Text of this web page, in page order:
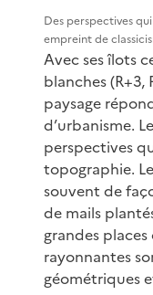
Des perspectives
empreint de
Avec ses îlots
blanches (R+3,
paysage
d’urbanisme.
perspectives
topographie.
souvent de
de mails
grandes
rayonnantes
géométriques